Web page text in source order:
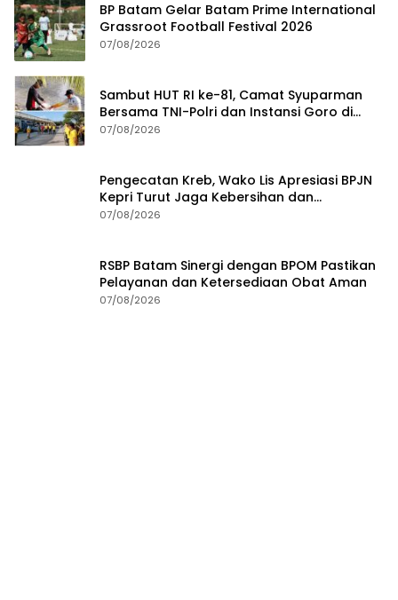
BP Batam Gelar Batam Prime International
Grassroot Football Festival 2026
07/08/2026
Sambut HUT RI ke-81, Camat Syuparman
Bersama TNI-Polri dan Instansi Goro di
Pantai Piwang
07/08/2026
Pengecatan Kreb, Wako Lis Apresiasi BPJN
Kepri Turut Jaga Kebersihan dan
Keindahan Ruas Jalan
07/08/2026
RSBP Batam Sinergi dengan BPOM Pastikan
Pelayanan dan Ketersediaan Obat Aman
07/08/2026